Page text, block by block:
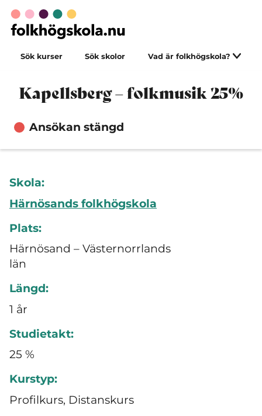
Sök kurser Sök skolor Vad är folkhögskola?
Kapellsberg – folkmusik 25%
Ansökan stängd
Skola:
Härnösands folkhögskola
Plats:
Härnösand – Västernorrlands
län
Längd:
1 år
Studietakt:
25 %
Kurstyp:
Profilkurs, Distanskurs